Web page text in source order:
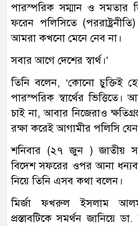
পারস্পরিক সম্মান ও সমতার
ফরেন পলিসিতে
আমরা কখনো মেনে নেব না।
সবার আগে দেশের স্বার্থ।’
তিনি বলেন, ‘কোনো চুক্তিই
পারস্পরিক স্বার্থের ভিত্তিতে।
চাই না, আবার নিজেরাও
রক্ষা করেই আগামীর পলিসি
শনিবার (২৭ জুন ) জাতীয়
বিদেশ সফরের ওপর আনা
নিয়ে তিনি এসব কথা বলেন।
মির্জা ফখরুল ইসলাম
প্রস্তাবটিকে সমর্থন জানিয়ে